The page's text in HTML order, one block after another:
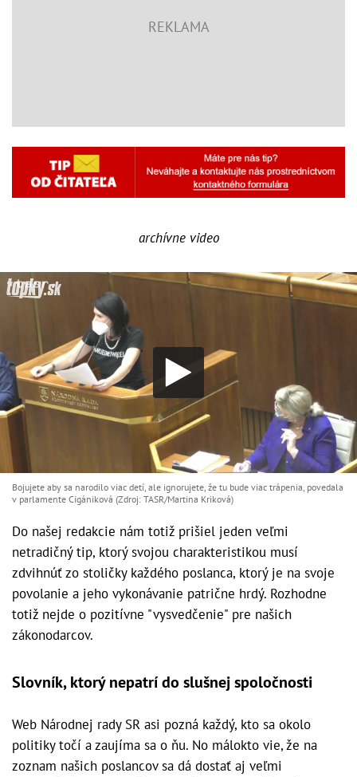
archívne video
Bojujete aby sa narodilo viac detí, ale ignorujete, že tu bude viac trápenia, povedala
v parlamente Cigániková (Zdroj: TASR/Martina Kriková)
Do našej redakcie nám totiž prišiel jeden veľmi
netradičný tip, ktorý svojou charakteristikou musí
zdvihnúť zo stoličky každého poslanca, ktorý je na svoje
povolanie a jeho vykonávanie patrične hrdý. Rozhodne
totiž nejde o pozitívne "vysvedčenie" pre našich
zákonodarcov.
Slovník, ktorý nepatrí do slušnej spoločnosti
Web Národnej rady SR asi pozná každý, kto sa okolo
politiky točí a zaujíma sa o ňu. No málokto vie, že na
zoznam našich poslancov sa dá dostať aj veľmi